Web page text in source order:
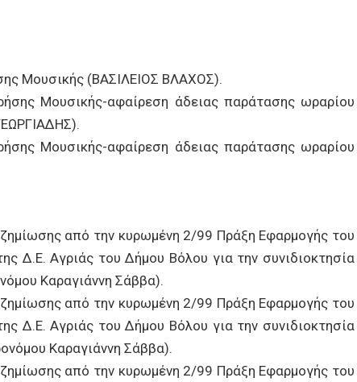
Μουσικής (ΒΑΣΙΛΕΙΟΣ ΒΛΑΧΟΣ).
Μουσικής-αφαίρεση άδειας παράτασης ωραρίου
Μουσικής-αφαίρεση άδειας παράτασης ωραρίου
από την κυρωμένη 2/99 Πράξη Εφαρμογής του
Δ.Ε. Αγριάς του Δήμου Βόλου για την συνιδιοκτησία
Καραγιάννη Σάββα).
από την κυρωμένη 2/99 Πράξη Εφαρμογής του
Δ.Ε. Αγριάς του Δήμου Βόλου για την συνιδιοκτησία
Καραγιάννη Σάββα).
από την κυρωμένη 2/99 Πράξη Εφαρμογής του